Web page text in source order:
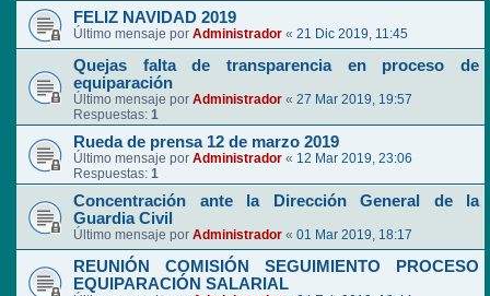
FELIZ NAVIDAD 2019
Último mensaje por Administrador « 21 Dic 2019, 11:45
Quejas falta de transparencia en proceso de
equiparación
Último mensaje por Administrador « 27 Mar 2019, 19:57
Respuestas: 1
Rueda de prensa 12 de marzo 2019
Último mensaje por Administrador « 12 Mar 2019, 23:06
Respuestas: 1
Concentración ante la Dirección General de la
Guardia Civil
Último mensaje por Administrador « 01 Mar 2019, 18:17
REUNIÓN COMISIÓN SEGUIMIENTO PROCESO
EQUIPARACIÓN SALARIAL